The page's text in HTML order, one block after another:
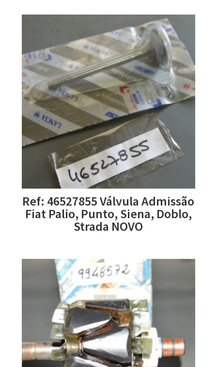
Ref: 46527855 Válvula Admissão
Fiat Palio, Punto, Siena, Doblo,
Strada NOVO